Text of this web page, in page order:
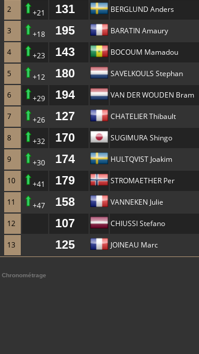
2 +21 131 BERGLUND Anders
3 +18 195 BARATIN Amaury
4 +23 143 BOCOUM Mamadou
5 +12 180 SAVELKOULS Stephan
6 +29 194 VAN DER WOUDEN Bram
7 +26 127 CHATELIER Thibault
8 +32 170 SUGIMURA Shingo
9 +30 174 HULTQVIST Joakim
10 +41 179 STROMAETHER Per
11 +47 158 VANNEKEN Julie
12 107 CHIUSSI Stefano
13 125 JOINEAU Marc
Chronométrage